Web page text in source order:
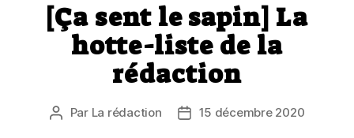
[Ça sent le sapin] La
hotte-liste de la
rédaction
Auteur
Par La rédaction
Date15 décembre 2020